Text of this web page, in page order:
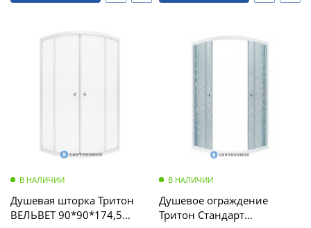
В НАЛИЧИИ
Душевая шторка Тритон
ВЕЛЬВЕТ 90*90*174,5
В НАЛИЧИИ
Душевое ограждение
Тритон Стандарт